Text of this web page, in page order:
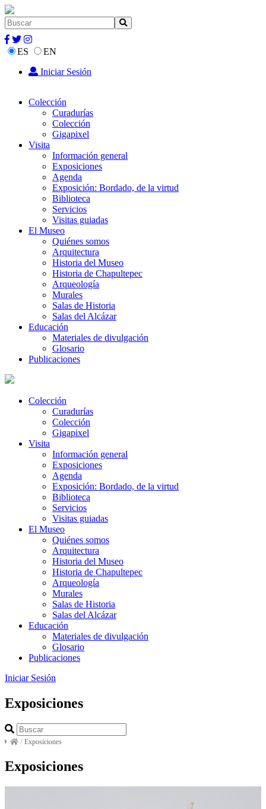
ES
EN
Iniciar Sesión
Colección
Curadurías
Colección
Gigapixel
Visita
Información general
Exposiciones
Agenda
Exposición: Bordado, de la virtud
Biblioteca
Servicios
Visitas guiadas
El Museo
Quiénes somos
Arquitectura
Historia del Museo
Historia de Chapultepec
Arqueología
Murales
Salas de Historia
Salas del Alcázar
Educación
Materiales de divulgación
Glosario
Publicaciones
Colección
Curadurías
Colección
Gigapixel
Visita
Información general
Exposiciones
Agenda
Exposición: Bordado, de la virtud
Biblioteca
Servicios
Visitas guiadas
El Museo
Quiénes somos
Arquitectura
Historia del Museo
Historia de Chapultepec
Arqueología
Murales
Salas de Historia
Salas del Alcázar
Educación
Materiales de divulgación
Glosario
Publicaciones
Iniciar Sesión
Exposiciones
/ Exposiciones
Exposiciones